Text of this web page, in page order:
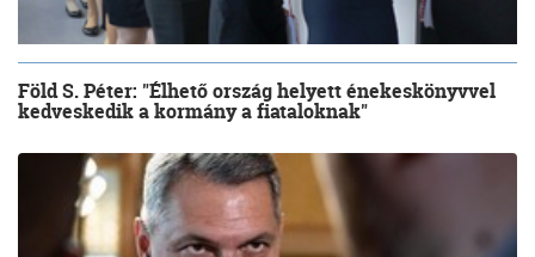
Föld S. Péter: "Élhető ország helyett énekeskönyvvel
kedveskedik a kormány a fiataloknak"